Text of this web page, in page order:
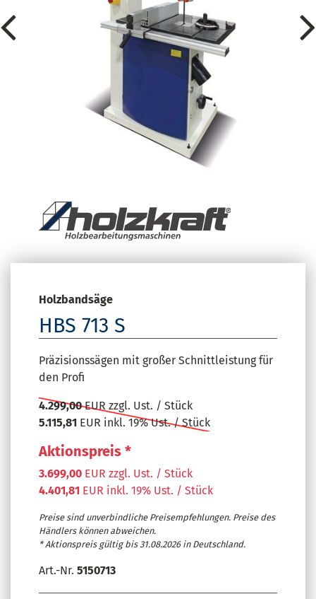
Holzbandsäge
HBS 713 S
Präzisionssägen mit großer Schnittleistung für
den Profi
4.299,00EUR zzgl. Ust. / Stück
5.115,81 EUR inkl. 19% Ust. / Stück
Aktionspreis *
3.699,00 EUR zzgl. Ust. / Stück
4.401,81 EUR inkl. 19% Ust. / Stück
Preise sind unverbindliche Preisempfehlungen. Preise des
Händlers können abweichen.
* Aktionspreis gültig bis 31.08.2026 in Deutschland.
Art.-Nr. 5150713